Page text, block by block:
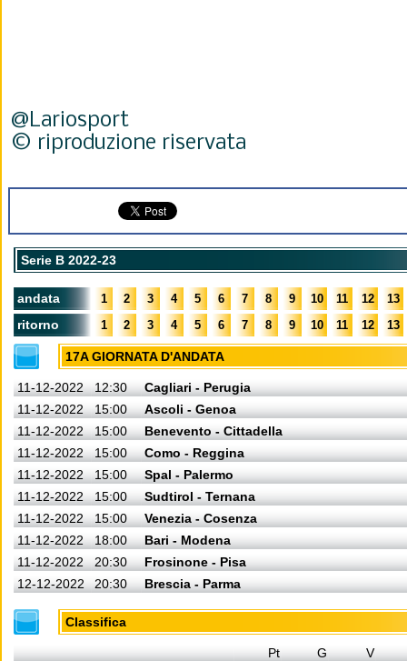
@Lariosport
© riproduzione riservata
Serie B 2022-23
andata 1 2 3 4 5 6 7 8 9 10 11 12 13
ritorno 1 2 3 4 5 6 7 8 9 10 11 12 13
17A GIORNATA D'ANDATA
11-12-2022 12:30
Cagliari - Perugia
11-12-2022
15:00
Ascoli - Genoa
11-12-2022
15:00
Benevento - Cittadella
11-12-2022
15:00
Como - Reggina
11-12-2022
15:00
Spal - Palermo
11-12-2022
15:00
Sudtirol - Ternana
11-12-2022
15:00
Venezia - Cosenza
11-12-2022
18:00
Bari - Modena
11-12-2022
20:30
Frosinone - Pisa
12-12-2022
20:30 Brescia - Parma
Classifica
Pt G
V